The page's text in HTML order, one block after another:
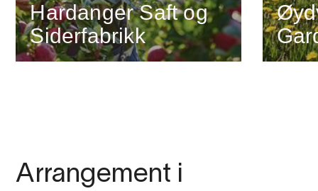
Hardanger Saft og
Siderfabrikk
Arrangement i